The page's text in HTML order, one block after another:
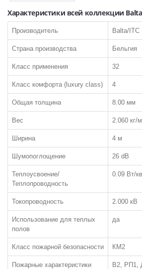
SPC Кварцвинил замковый
Токопроводящая плитка
ЛАМИНАТ
ПО КЛАССУ:
32 класс
33 класс
34 класс
ЧАСТО ИЩУТ:
Толщиной 12мм
Класса пожарной опасности КМ3
Характеристики всей коллекции
Производитель Balta/ITC
Страна производства Бельгия
Класс применения 32
Класс комфорта (luxury class) 4
Общая толщина 8.00 мм
Вес 2.060 кг/
Ширина 4 м
Шумопоглощение 26 dB
Теплоусвоение/
Теплопроводность
0.09 Вт/
Токопроводность 2.000 кВ
Использование для теплых
полов
да
Класс пожарной безопасности КМ2
Пожарные характеристики В2, РП1,